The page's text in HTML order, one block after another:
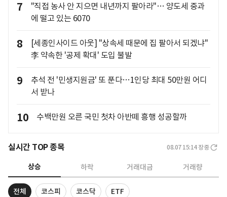
7
"직접 농사 안 지으면 내년까지 팔아라"… 양도세 중과
에 떨고 있는 6070
8
[세종인사이드 아웃] "상속세 때문에 집 팔아서 되겠냐"
李 약속한 '공제 확대' 도입 불발
9
추석 전 '민생지원금' 또 푼다…1인당 최대 50만원 어디
서 받나
10 수백만원 오른 국민 첫차 아반떼 흥행 성공할까
실시간 TOP 종목 08.07 15:14 장중
상승 하락 거래대금 거래량
전체 코스피 코스닥 ETF